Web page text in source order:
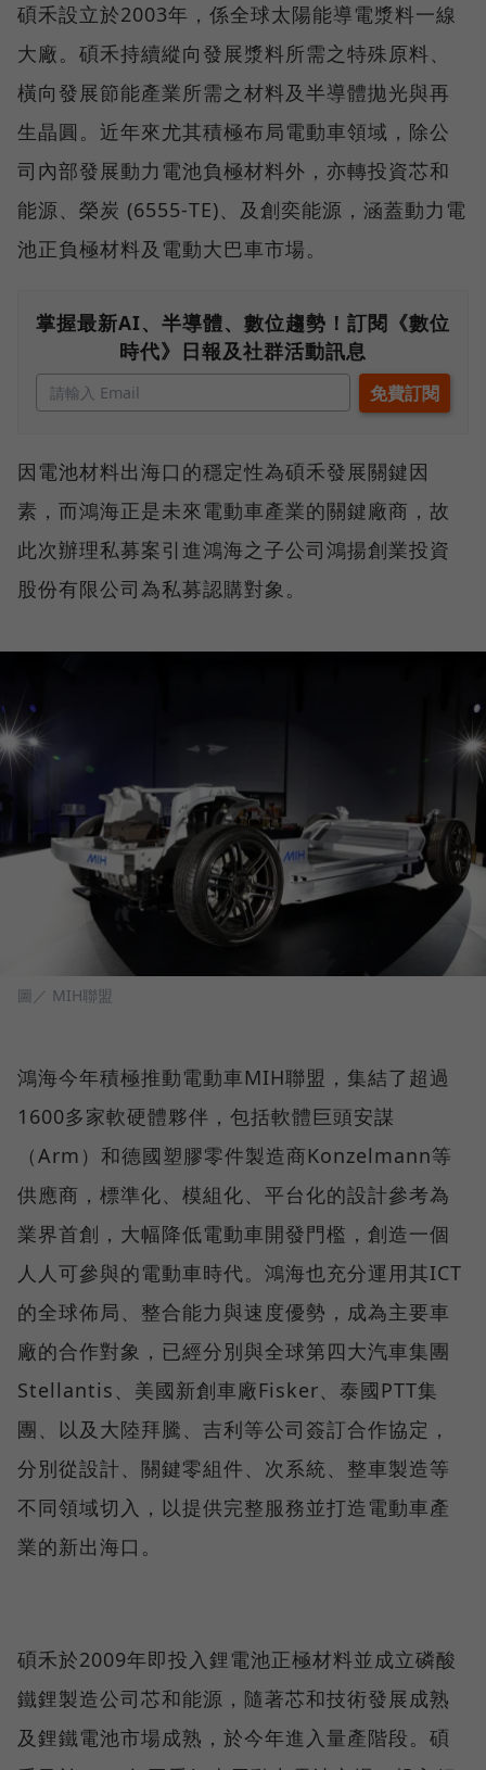
碩禾設立於2003年，係全球太陽能導電漿料一線
大廠。碩禾持續縱向發展漿料所需之特殊原料、
橫向發展節能產業所需之材料及半導體拋光與再
生晶圓。近年來尤其積極布局電動車領域，除公
司內部發展動力電池負極材料外，亦轉投資芯和
能源、榮炭 (6555-TE)、及創奕能源，涵蓋動力電
池正負極材料及電動大巴車市場。
掌握最新AI、半導體、數位趨勢！訂閱《數位
時代》日報及社群活動訊息
因電池材料出海口的穩定性為碩禾發展關鍵因
素，而鴻海正是未來電動車產業的關鍵廠商，故
此次辦理私募案引進鴻海之子公司鴻揚創業投資
股份有限公司為私募認購對象。
圖／ MIH聯盟
鴻海今年積極推動電動車MIH聯盟，集結了超過
1600多家軟硬體夥伴，包括軟體巨頭安謀
（Arm）和德國塑膠零件製造商Konzelmann等
供應商，標準化、模組化、平台化的設計參考為
業界首創，大幅降低電動車開發門檻，創造一個
人人可參與的電動車時代。鴻海也充分運用其ICT
的全球佈局、整合能力與速度優勢，成為主要車
廠的合作對象，已經分別與全球第四大汽車集團
Stellantis、美國新創車廠Fisker、泰國PTT集
團、以及大陸拜騰、吉利等公司簽訂合作協定，
分別從設計、關鍵零組件、次系統、整車製造等
不同領域切入，以提供完整服務並打造電動車產
業的新出海口。
碩禾於2009年即投入鋰電池正極材料並成立磷酸
鐵鋰製造公司芯和能源，隨著芯和技術發展成熟
及鋰鐵電池市場成熟，於今年進入量產階段。碩